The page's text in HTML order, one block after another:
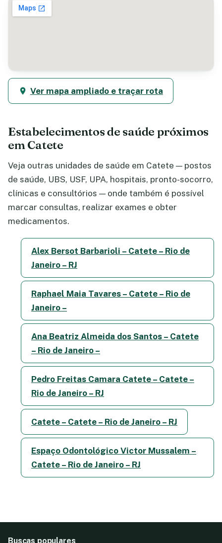
Ver mapa ampliado e traçar rota
Estabelecimentos de saúde próximos
em Catete
Veja outras unidades de saúde em Catete — postos
de saúde, UBS, USF, UPA, hospitais, pronto-socorro,
clínicas e consultórios — onde também é possível
marcar consultas, realizar exames e obter
medicamentos.
Alex Bersot Barbarioli – Catete – Rio de
Janeiro – RJ
Raphael Maia Tavares – Catete – Rio de
Janeiro –
Ana Beatriz Almeida dos Santos – Catete
– Rio de Janeiro –
Pedro Freitas Camara Catete – Catete –
Rio de Janeiro – RJ
Catete – Catete – Rio de Janeiro – RJ
Espaço Odontológico Victor Mussalem –
Catete – Rio de Janeiro – RJ
Buscas populares